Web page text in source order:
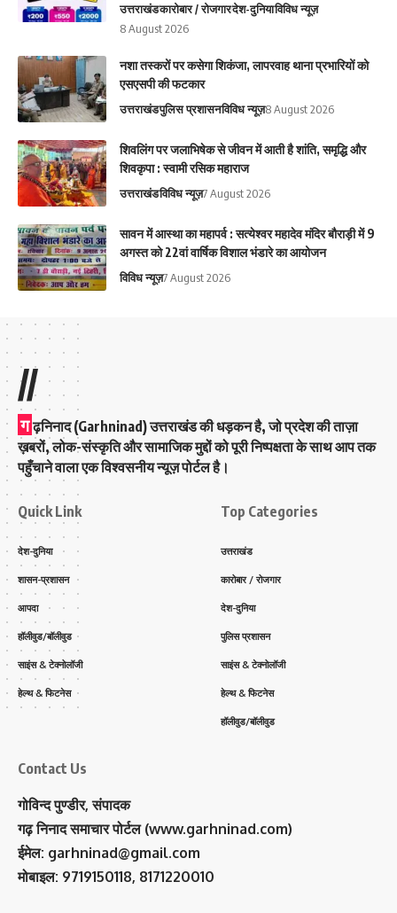
उत्तराखंडकारोबार / रोजगारदेश-दुनियाविविध न्यूज़
8 August 2026
नशा तस्करों पर कसेगा शिकंजा, लापरवाह थाना प्रभारियों को
एसएसपी की फटकार
उत्तराखंडपुलिस प्रशासनविविध न्यूज़8 August 2026
शिवलिंग पर जलाभिषेक से जीवन में आती है शांति, समृद्धि और
शिवकृपा : स्वामी रसिक महाराज
उत्तराखंडविविध न्यूज़7 August 2026
सावन में आस्था का महापर्व : सत्येश्वर महादेव मंदिर बौराड़ी में 9
अगस्त को 22वां वार्षिक विशाल भंडारे का आयोजन
विविध न्यूज़7 August 2026
//
ग ढ़निनाद (Garhninad) उत्तराखंड की धड़कन है, जो प्रदेश की ताज़ा
ख़बरों, लोक-संस्कृति और सामाजिक मुद्दों को पूरी निष्पक्षता के साथ आप तक
पहुँचाने वाला एक विश्वसनीय न्यूज़ पोर्टल है।
Quick Link
देश-दुनिया
शासन-प्रशासन
आपदा
हॉलीवुड/बॉलीवुड
साइंस & टेक्नोलॉजी
हेल्थ & फिटनेस
Top Categories
उत्तराखंड
कारोबार / रोजगार
देश-दुनिया
पुलिस प्रशासन
साइंस & टेक्नोलॉजी
हेल्थ & फिटनेस
हॉलीवुड/बॉलीवुड
Contact Us
गोविन्द पुण्डीर, संपादक
गढ़ निनाद समाचार पोर्टल (www.garhninad.com)
ईमेल: garhninad@gmail.com
मोबाइल: 9719150118, 8171220010